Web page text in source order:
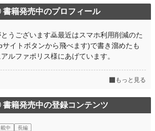
籍発売中のプロフィール
うございます🙇最近はスマホ利用削減のた
イトボタンから飛べます)で書き溜めたも
ルファポリス様にあげています。
もっと見る
籍発売中の登録コンテンツ
中 長編